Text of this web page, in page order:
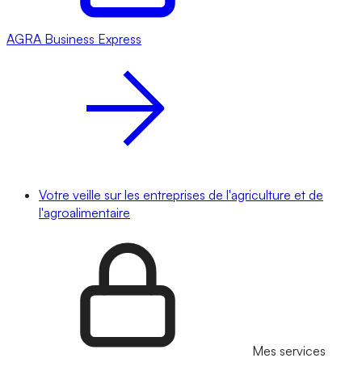
AGRA Business Express
Votre veille sur les entreprises de l'agriculture et de
l'agroalimentaire
Mes services